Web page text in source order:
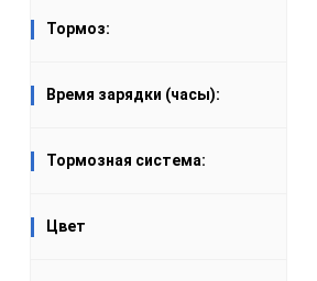
Тормоз:
Время зарядки (часы):
Тормозная система:
Цвет